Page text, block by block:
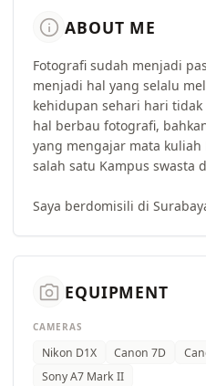
info ABOUT ME
Fotografi sudah menjadi
menjadi hal yang selalu
kehidupan sehari hari
hal berbau fotografi,
yang mengajar mata kuliah
salah satu Kampus swasta
Saya berdomisili di
camera_alt EQUIPMENT
CAMERAS
Nikon D1X Canon 7D
Sony A7 Mark II